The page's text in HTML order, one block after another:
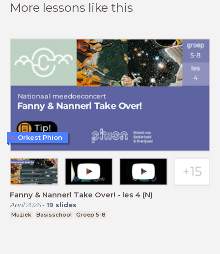
More lessons like this
Fanny & Nannerl Take Over! - les 4 (N)
April 2026- 19 slides
Muziek Basisschool Groep 5-8
Orkest Phion